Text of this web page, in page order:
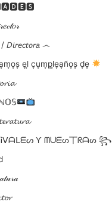
𝘋𝘪𝘳𝘦𝘤𝘵𝘰𝘳𝘢 ෴
e͙l͙ c͙u͙m͙p͙l͙e͙a͙ño͙s͙ d͙e͙
Ƴ ᗰᑌᗴᔕ丅ᖇᗩᔕ ꧂